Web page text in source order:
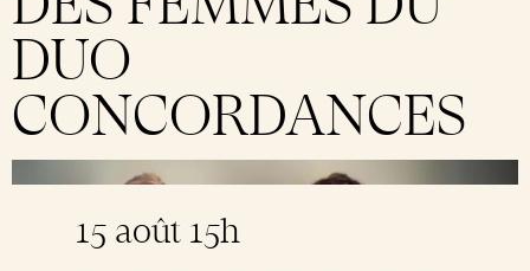
La Basilique
Mission et promesse
Histoire et patrimoine
Travaux de restauration
Art et architecture
L'expérience AURA
Activités à Notre-Dame
Une splendeur le jour : Visite touristique
Informations utiles
DUO
CONCORDANCES
15 août 15h